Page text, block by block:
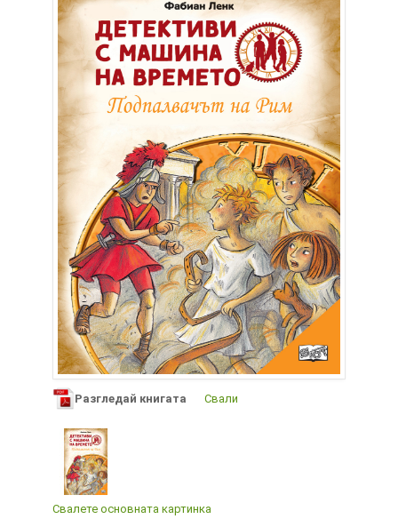
Разгледай книгата Свали
Свалете основната картинка